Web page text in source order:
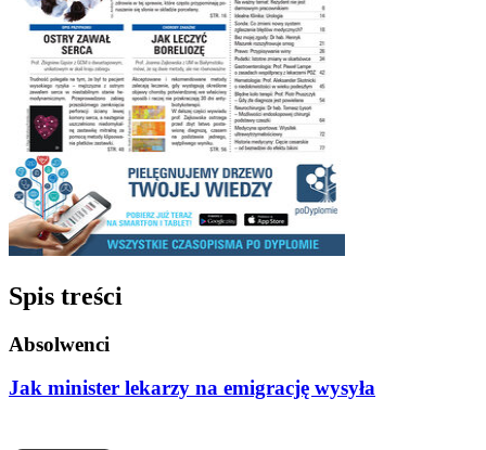
Spis treści
Absolwenci
Jak minister lekarzy na emigrację wysyła